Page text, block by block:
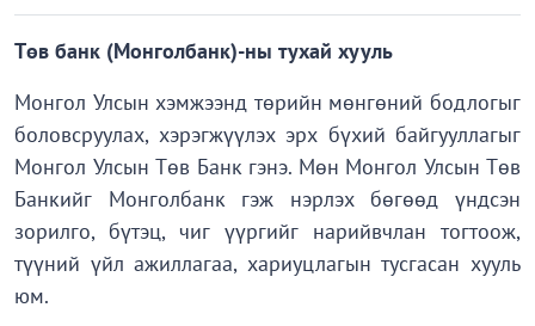
Төв банк (Монголбанк)-ны тухай хууль
Монгол Улсын хэмжээнд төрийн мөнгөний бодлогыг
боловсруулах, хэрэгжүүлэх эрх бүхий байгууллагыг
Монгол Улсын Төв Банк гэнэ. Мөн Монгол Улсын Төв
Банкийг Монголбанк гэж нэрлэх бөгөөд үндсэн
зорилго, бүтэц, чиг үүргийг нарийвчлан тогтоож,
түүний үйл ажиллагаа, хариуцлагын тусгасан хууль
юм.